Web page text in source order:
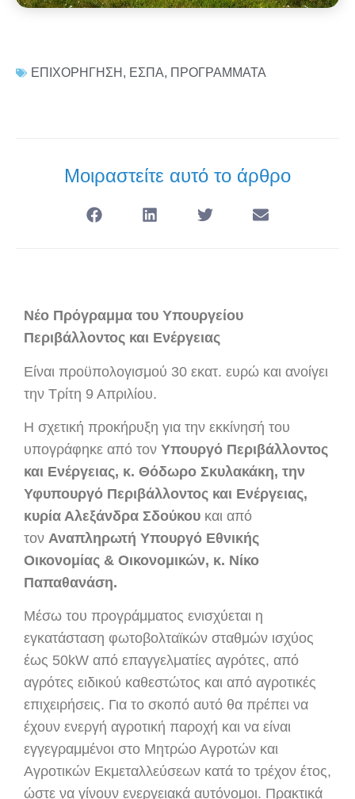
ΕΠΙΧΟΡΗΓΗΣΗ , ΕΣΠΑ, ΠΡΟΓΡΑΜΜΑΤΑ
Μοιραστείτε αυτό το άρθρο
Νέο Πρόγραμμα του Υπουργείου
Περιβάλλοντος και Ενέργειας
Είναι προϋπολογισμού 30 εκατ. ευρώ και ανοίγει
την Τρίτη 9 Απριλίου.
Η σχετική προκήρυξη για την εκκίνησή του
υπογράφηκε από τον Υπουργό Περιβάλλοντος
και Ενέργειας, κ. Θόδωρο Σκυλακάκη, την
Υφυπουργό Περιβάλλοντος και Ενέργειας,
κυρία Αλεξάνδρα Σδούκου και από
τον Αναπληρωτή Υπουργό Εθνικής
Οικονομίας & Οικονομικών, κ. Νίκο
Παπαθανάση.
Μέσω του προγράμματος ενισχύεται η
εγκατάσταση φωτοβολταϊκών σταθμών ισχύος
έως 50kW από επαγγελματίες αγρότες, από
αγρότες ειδικού καθεστώτος και από αγροτικές
επιχειρήσεις. Για το σκοπό αυτό θα πρέπει να
έχουν ενεργή αγροτική παροχή και να είναι
εγγεγραμμένοι στο Μητρώο Αγροτών και
Αγροτικών Εκμεταλλεύσεων κατά το τρέχον έτος,
ώστε να γίνουν ενεργειακά αυτόνομοι. Πρακτικά